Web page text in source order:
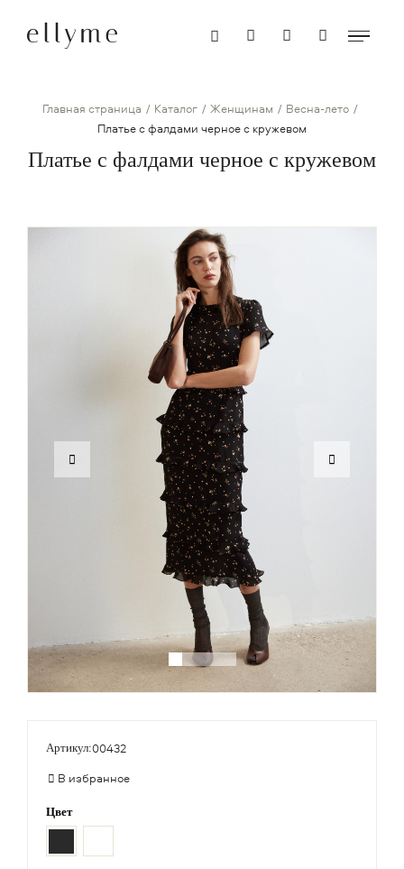
Главная страница Каталог Женщинам
Весна-лето
Платье с фалдами черное с кружевом
Платье с фалдами черное с кружевом
Артикул:00432
В избранное
Цвет